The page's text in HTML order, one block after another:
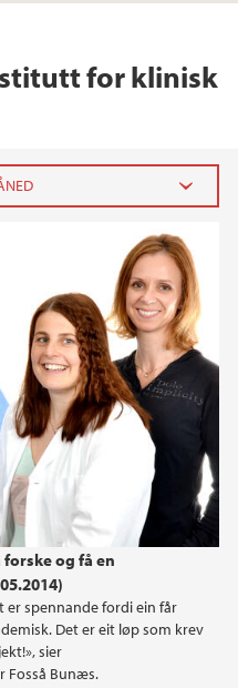
for klinisk
og få en
er spennande fordi ein får
Det er eit løp som krev
sier
Fosså Bunæs.
(2)